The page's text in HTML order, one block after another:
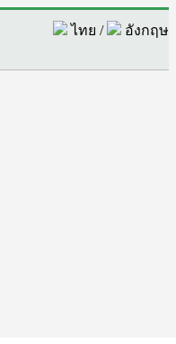
ไทย / อังกฤษ